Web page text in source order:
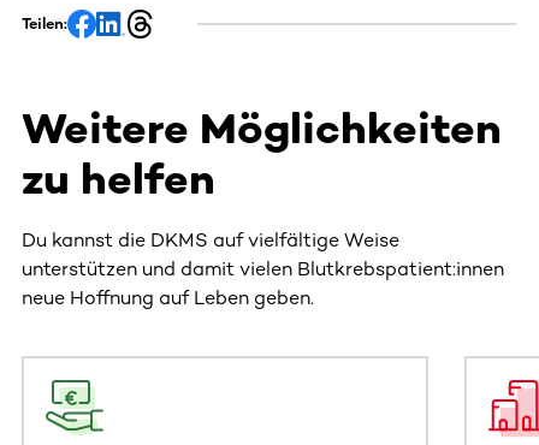
Teilen:
Weitere Möglichkeiten
zu helfen
Du kannst die DKMS auf vielfältige Weise
unterstützen und damit vielen Blutkrebspatient:innen
neue Hoffnung auf Leben geben.